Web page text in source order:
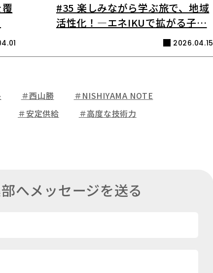
#35 楽しみながら学ぶ旅で、地域
活性化！―エネIKUで拡がる子…
2026.04.15
＃西山勝
＃NISHIYAMA NOTE
＃安定供給
＃高度な技術力
へメッセージを送る